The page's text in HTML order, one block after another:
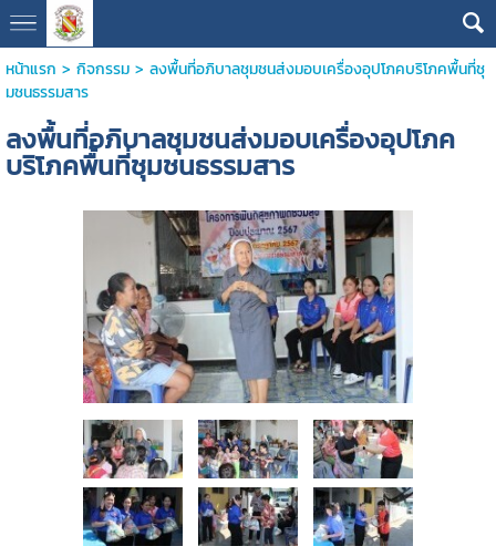
หน้าแรก > กิจกรรม> ลงพื้นที่อภิบาลชุมชนส่งมอบเครื่องอุปโภคบริโภคพื้นที่ชุ
มชนธรรมสาร
ลงพื้นที่อภิบาลชุมชนส่งมอบเครื่องอุปโภค
บริโภคพื้นที่ชุมชนธรรมสาร